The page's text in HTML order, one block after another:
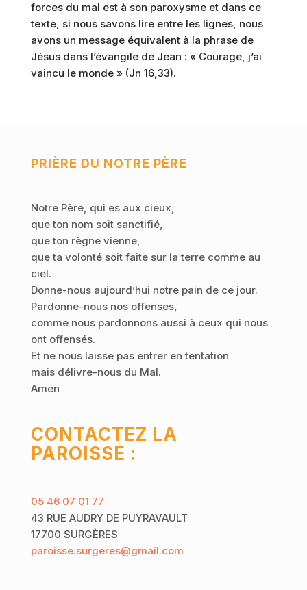
forces du mal est à son paroxysme et dans ce
texte, si nous savons lire entre les lignes, nous
avons un message équivalent à la phrase de
Jésus dans l’évangile de Jean : « Courage, j’ai
vaincu le monde » (Jn 16,33).
PRIÈRE DU NOTRE PÈRE
Notre Père, qui es aux cieux,
que ton nom soit sanctifié,
que ton règne vienne,
que ta volonté soit faite sur la terre comme au
ciel.
Donne-nous aujourd’hui notre pain de ce jour.
Pardonne-nous nos offenses,
comme nous pardonnons aussi à ceux qui nous
ont offensés.
Et ne nous laisse pas entrer en tentation
mais délivre-nous du Mal.
Amen
CONTACTEZ LA
PAROISSE :
05 46 07 01 77
43 RUE AUDRY DE PUYRAVAULT
17700 SURGÈRES
paroisse.surgeres@gmail.com